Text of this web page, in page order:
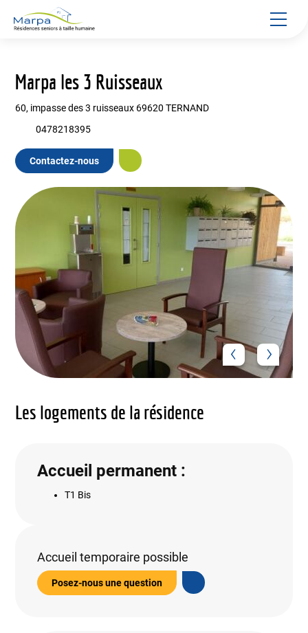
Marpa les 3 Ruisseaux
60, impasse des 3 ruisseaux 69620 TERNAND
0478218395
Contactez-nous
Les logements de la résidence
Accueil permanent :
T1 Bis
Accueil temporaire possible
Posez-nous une question
Panneau de gestion des cookies